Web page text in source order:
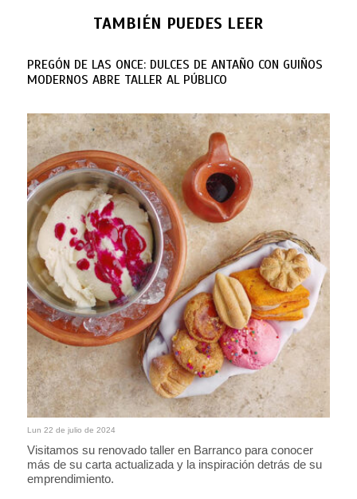
TAMBIÉN PUEDES LEER
PREGÓN DE LAS ONCE: DULCES DE ANTAÑO CON GUIÑOS
MODERNOS ABRE TALLER AL PÚBLICO
Lun 22 de julio de 2024
Visitamos su renovado taller en Barranco para conocer
más de su carta actualizada y la inspiración detrás de su
emprendimiento.